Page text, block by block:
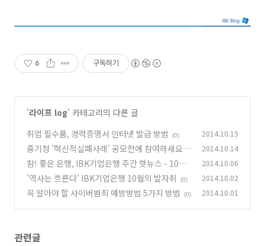
6 구독하기
'라이프 log' 카테고리의 다른 글
취업 필수품, 경력증명서 인터넷 발급 방법
(0) 2014.10.15
중기청 '혁신적실패사례' 공모전에 참여하세요!
(0)
2014.10.14
참! 좋은 은행, IBK기업은행 주간 핫뉴스 - 10월
1주 (0)
2014.10.06
'역사는 흐른다' IBK기업은행 10월의 발자취 (0) 2014.10.02
꼭 알아야 할 사이버범죄 예방방법 5가지 방법 (0) 2014.10.01
관련글